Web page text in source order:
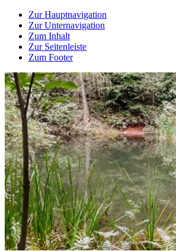
Zur Hauptnavigation
Zur Unternavigation
Zum Inhalt
Zur Seitenleiste
Zum Footer